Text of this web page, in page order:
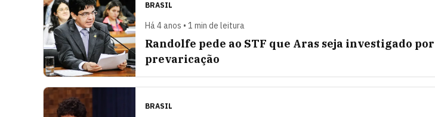
BRASIL
Há 4 anos • 1 min de leitura
Randolfe pede ao STF que Aras seja investigado por
prevaricação
BRASIL